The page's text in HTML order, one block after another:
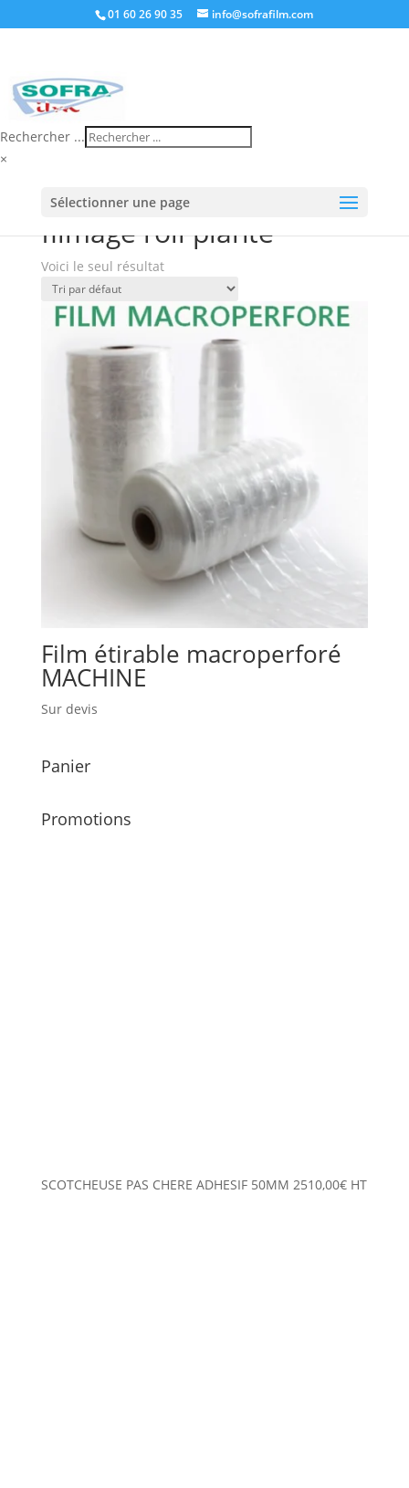
01 60 26 90 35 info@sofrafilm.com
Rechercher ...
×
Sélectionner une page
plante”
filmage roll plante
Voici le seul résultat
Film étirable macroperforé
MACHINE
Sur devis
Panier
Promotions
SCOTCHEUSE PAS CHERE ADHESIF 50MM 2510,00€ HT